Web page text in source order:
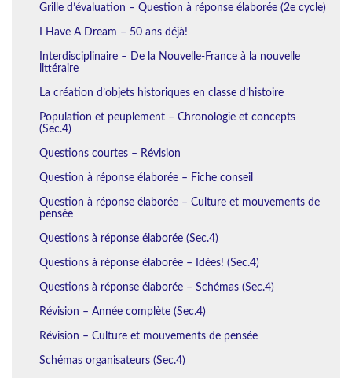
Grille d’évaluation – Question à réponse élaborée (2e cycle)
I Have A Dream – 50 ans déjà!
Interdisciplinaire – De la Nouvelle-France à la nouvelle
littéraire
La création d’objets historiques en classe d’histoire
Population et peuplement – Chronologie et concepts
(Sec.4)
Questions courtes – Révision
Question à réponse élaborée – Fiche conseil
Question à réponse élaborée – Culture et mouvements de
pensée
Questions à réponse élaborée (Sec.4)
Questions à réponse élaborée – Idées! (Sec.4)
Questions à réponse élaborée – Schémas (Sec.4)
Révision – Année complète (Sec.4)
Révision – Culture et mouvements de pensée
Schémas organisateurs (Sec.4)